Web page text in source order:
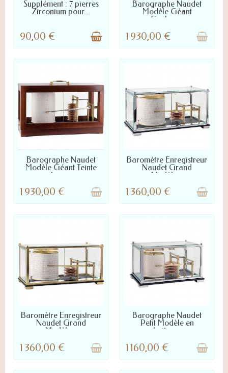
NOUS CONTACTER
Supplément : 7 pierres
Zirconium pour...
90,00 €
LIVRÉ SOUS 2 À 4 JOURS
Barographe Naudet
Modèle Géant
Couleur...
1 930,00 €
LIVRÉ SOUS 2 À 4 JOURS
Barographe Naudet
Modèle Géant Teinte
Acajou
1 930,00 €
LIVRÉ SOUS 2 À 4 JOURS
Baromètre Enregistreur
Naudet Grand
Modèle...
1 360,00 €
LIVRÉ SOUS 2 À 4 JOURS
Baromètre Enregistreur
Naudet Grand
Modèle...
1 360,00 €
LIVRÉ SOUS 2 À 4 JOURS
Barographe Naudet
Petit Modèle en
Laiton...
1 160,00 €